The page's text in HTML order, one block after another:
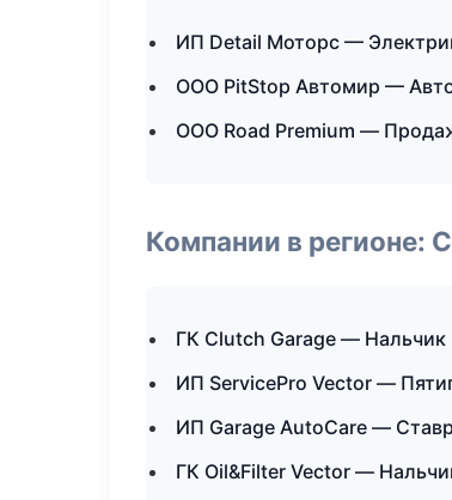
ИП Detail Моторс —
ООО PitStop Автомир —
ООО Road Premium —
Компании в регионе:
ГК Clutch Garage — Нальчик
ИП ServicePro Vector —
ИП Garage AutoCare —
ГК Oil&Filter Vector —